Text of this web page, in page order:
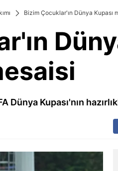
Bizim Çocuklar'ın Dünya Kupası
Dünya Kupası'nın